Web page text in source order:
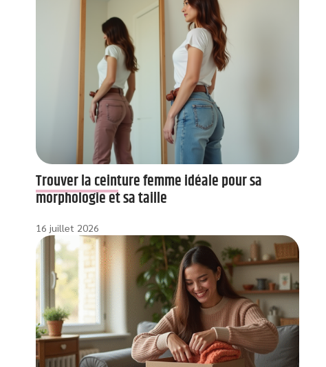
Trouver la ceinture femme idéale pour sa
morphologie et sa taille
16 juillet 2026